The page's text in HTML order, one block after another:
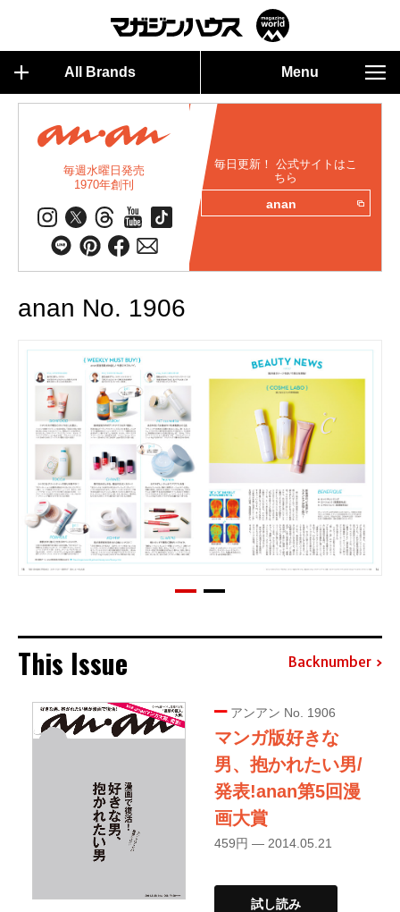
All Brands Menu
毎週水曜日発売
1970年創刊
毎日更新！ 公式サイトはこ
ちら
anan
anan No. 1906
This Issue Backnumber
アンアン No. 1906
マンガ版好きな
男、抱かれたい男/
発表!anan第5回漫
画大賞
459円 — 2014.05.21
試し読み